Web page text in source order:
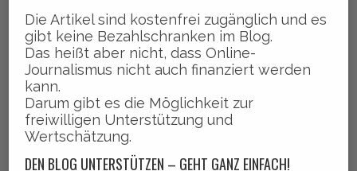
us,Nachrichten Bergedorf,Neubau, Straßenneugestaltung
Die Artikel sind kostenfrei zugänglich und es
gibt keine Bezahlschranken im Blog.
Das heißt aber nicht, dass Online-
Journalismus nicht auch finanziert werden
kann.
Darum gibt es die Möglichkeit zur
freiwilligen Unterstützung und
Wertschätzung.
DEN BLOG UNTERSTÜTZEN – GEHT GANZ EINFACH!